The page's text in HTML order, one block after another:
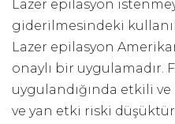
Lazer epilasyon
giderilmesindeki
Lazer epilasyon
onaylı bir uygulamadır.
uygulandığında etkili
ve yan etki riski